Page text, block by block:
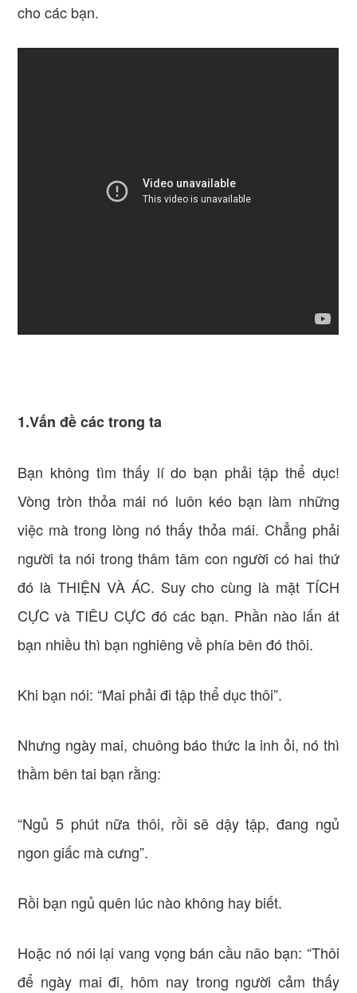
cho các bạn.
1.Vấn đề các trong ta
Bạn không tìm thấy lí do bạn phải tập thể dục!
Vòng tròn thỏa mái nó luôn kéo bạn làm những
việc mà trong lòng nó thấy thỏa mái. Chẳng phải
người ta nói trong thâm tâm con người có hai thứ
đó là THIỆN VÀ ÁC. Suy cho cùng là mặt TÍCH
CỰC và TIÊU CỰC đó các bạn. Phần nào lấn át
bạn nhiều thì bạn nghiêng về phía bên đó thôi.
Khi bạn nói: “Mai phải đi tập thể dục thôi”.
Nhưng ngày mai, chuông báo thức la inh ỏi, nó thì
thầm bên tai bạn rằng:
“Ngủ 5 phút nữa thôi, rồi sẽ dậy tập, đang ngủ
ngon giấc mà cưng”.
Rồi bạn ngủ quên lúc nào không hay biết.
Hoặc nó nói lại vang vọng bán cầu não bạn: “Thôi
để ngày mai đi, hôm nay trong người cảm thấy